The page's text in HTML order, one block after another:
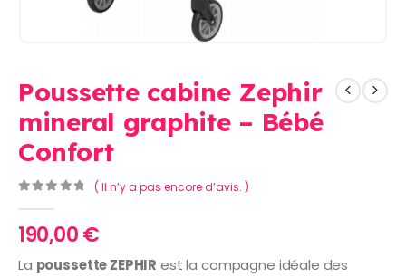
Poussette cabine Zephir
mineral graphite – Bébé
Confort
( Il n’y a pas encore d’avis. )
190,00€
La poussette ZEPHIR est la compagne idéale des